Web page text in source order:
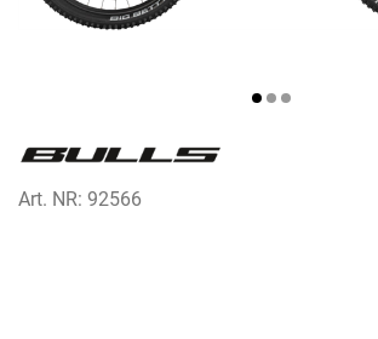
Art. NR: 92566